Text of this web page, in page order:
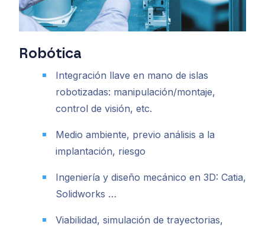
Robótica
Integración llave en mano de islas
robotizadas: manipulación/montaje,
control de visión, etc.
Medio ambiente, previo análisis a la
implantación, riesgo
Ingeniería y diseño mecánico en 3D: Catia,
Solidworks …
Viabilidad, simulación de trayectorias,